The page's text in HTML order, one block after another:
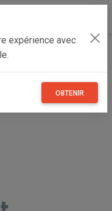
expérience avec
OBTENIR